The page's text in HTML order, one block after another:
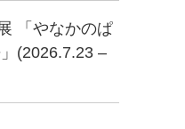
「やなかのぱ
(2026.7.23 –